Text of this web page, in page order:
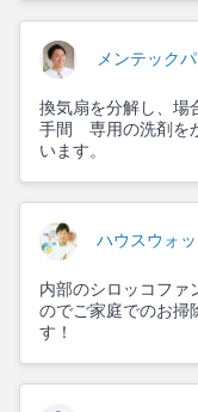
メンテック
換気扇を分解し、場
手間 専用の洗剤を
います。
ハウスウォ
内部のシロッコファ
のでご家庭でのお掃
す！